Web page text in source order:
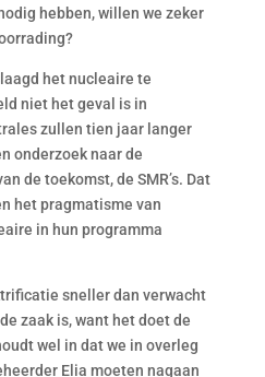
hebben, willen we zeker
het nucleaire te
niet het geval is in
zullen tien jaar langer
onderzoek naar de
de toekomst, de SMR’s. Dat
het pragmatisme van
in hun programma
sneller dan verwacht
zaak is, want het doet de
wel in dat we in overleg
Elia moeten nagaan